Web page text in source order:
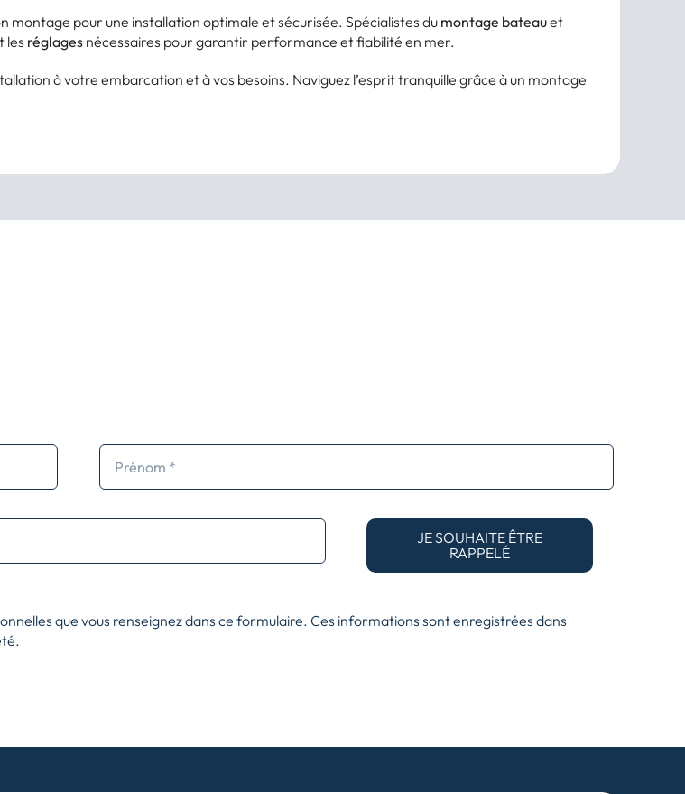
montage pour une installation optimale et sécurisée. Spécialistes du montage bateauet
les réglagesnécessaires pour garantir performance et fiabilité en mer.
à votre embarcation et à vos besoins. Naviguez l’esprit tranquille grâce à un montage
JE SOUHAITE ÊTRE
RAPPELÉ
que vous renseignez dans ce formulaire. Ces informations sont enregistrées dans